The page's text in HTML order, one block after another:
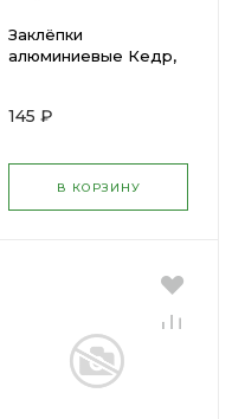
Заклёпки
алюминиевые Кедр,
145 ₽
В КОРЗИНУ